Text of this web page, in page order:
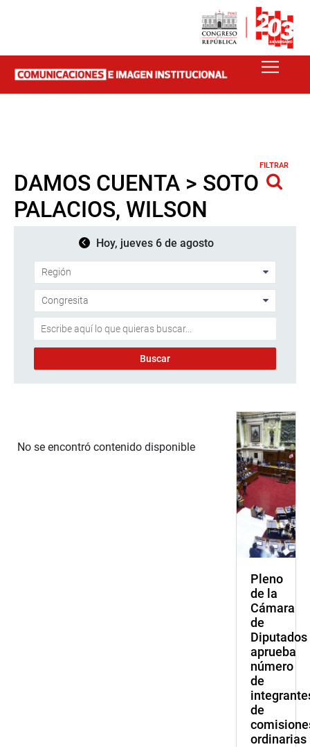
DAMOS CUENTA > SOTO
PALACIOS, WILSON
FILTRAR
Hoy, jueves 6 de agosto
No se encontró contenido disponible
Pleno
de la
Cámara
de
Diputados
aprueba
número
de
de
ordinarias